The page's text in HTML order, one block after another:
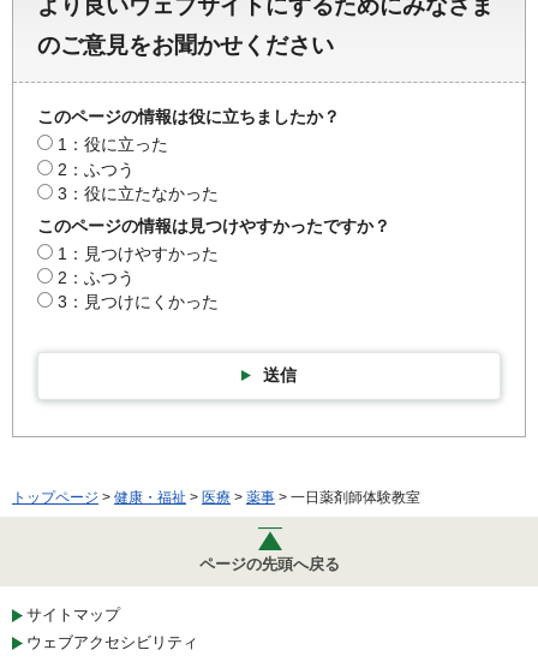
より良いウェブサイトにするためにみなさま
のご意見をお聞かせください
このページの情報は役に立ちましたか？
1：役に立った
2：ふつう
3：役に立たなかった
このページの情報は見つけやすかったですか？
1：見つけやすかった
2：ふつう
3：見つけにくかった
送信
トップページ > 健康・福祉 > 医療 > 薬事 > 一日薬剤師体験教室
ページの先頭へ戻る
サイトマップ
ウェブアクセシビリティ